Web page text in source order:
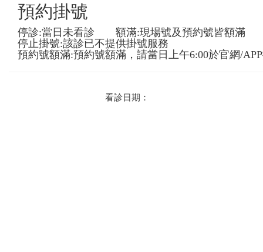
預約掛號
停診:當日未看診 額滿:現場號及預約號皆額滿
停止掛號:該診已不提供掛號服務
預約號額滿:預約號額滿，請當日上午6:00於官網/
看診日期：